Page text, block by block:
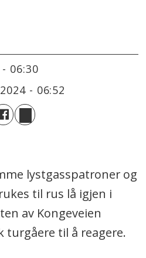
- 06:30
- 06:52
lystgasspatroner og
til rus lå igjen i
av Kongeveien
turgåere til å reagere.